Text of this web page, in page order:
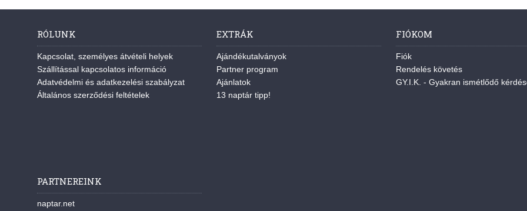
RÓLUNK
Kapcsolat, személyes átvételi helyek
Szállítással kapcsolatos információ
Adatvédelmi és adatkezelési szabályzat
Általános szerződési feltételek
EXTRÁK
Ajándékutalványok
Partner program
Ajánlatok
13 naptár tipp!
FIÓKOM
Fiók
Rendelés követés
GY.I.K. - Gyakran ismétlődő
PARTNEREINK
naptar.net